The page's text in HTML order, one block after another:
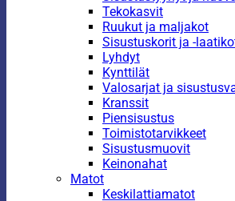
Tekokasvit
Ruukut ja maljakot
Sisustuskorit ja -
Lyhdyt
Kynttilät
Valosarjat ja
Kranssit
Piensisustus
Toimistotarvikkeet
Sisustusmuovit
Keinonahat
Matot
Keskilattiamatot